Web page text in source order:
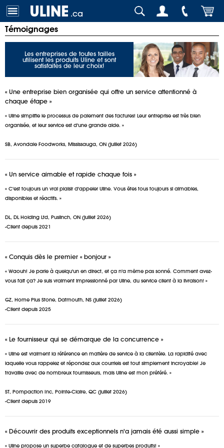
.ca
Témoignages
Les entreprises de toutes tailles
utilisent les produits Uline et sont
satisfaites de leur choix!
« Une entreprise bien organisée qui offre un service attentionné à
chaque étape »
« Uline simplifie le processus de paiement des factures! Leur entreprise est très bien
organisée, et leur service est d'une grande aide. »
SB, Avondale Foodworks, Mississauga, ON (juillet 2026)
« Un service aimable et rapide chaque fois »
« C'est toujours un vrai plaisir d'appeler Uline. Vous êtes tous toujours si aimables,
disponibles et réactifs. »
DL, DL Holding Ltd, Puslinch, ON (juillet 2026)
-Client depuis 2021
« Conquis dès le premier « bonjour »
« Waouh! Je parle à quelqu'un en direct, et ça n'a même pas sonné. Comment avez-
vous fait ça? Je suis vraiment impressionné par Uline, du service client à la livraison! »
GZ, Home Plus Stone, Datmouth, NS (juillet 2026)
-Client depuis 2025
« Le fournisseur qui se démarque de la concurrence »
« Uline est vraiment la référence en matière de service à la clientèle. La rapidité avec
laquelle vous rappelez et répondez aux courriels est tout simplement incroyable! Je
travaille avec de nombreux fournisseurs, mais Uline est mon préféré. »
ST, Pompaction Inc, Pointe-Claire, QC (juillet 2026)
-Client depuis 2019
« Découvrir des produits exceptionnels n'a jamais été aussi simple »
« Uline propose un superbe catalogue et de superbes produits! »